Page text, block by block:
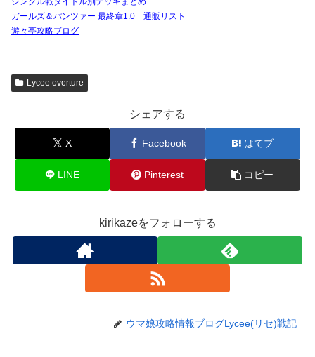
ガールズ＆パンツァー 最終章1.0 通販リスト
遊々亭攻略ブログ
Lycee overture
シェアする
X Facebook はてブ
LINE Pinterest コピー
kirikazeをフォローする
ウマ娘攻略情報ブログLycee(リセ)戦記